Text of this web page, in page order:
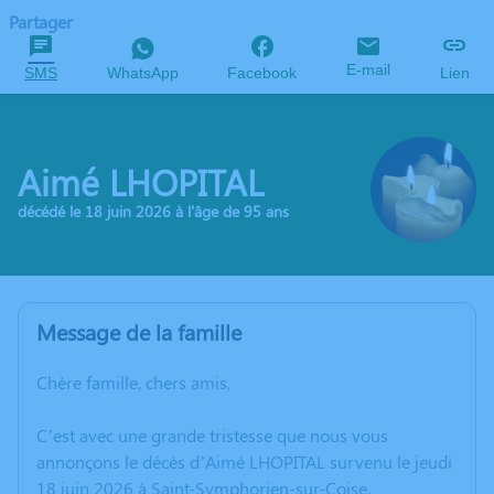
Partager
SMS WhatsApp Facebook E-mail Lien
Aimé LHOPITAL
décédé le 18 juin 2026 à l'âge de 95 ans
Message de la famille
Chère famille, chers amis,
C’est avec une grande tristesse que nous vous
annonçons le décès d’Aimé LHOPITAL survenu le jeudi
18 juin 2026 à Saint-Symphorien-sur-Coise.